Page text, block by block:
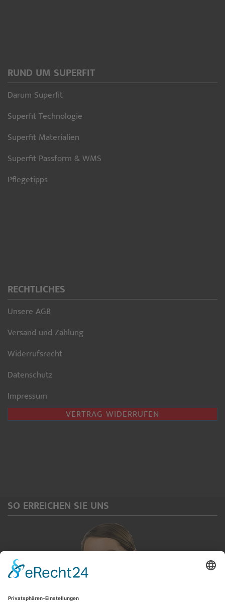
RUND UM SUPERFIT
Darum Superfit
Superfit Technologie
Superfit Materialien
Superfit Passform & WMS
Pflegetipps
RECHTLICHES
Unsere AGB
Versand und Zahlung
Widerrufsrecht
Datenschutz
Impressum
VERTRAG WIDERRUFEN
SO ERREICHEN SIE UNS